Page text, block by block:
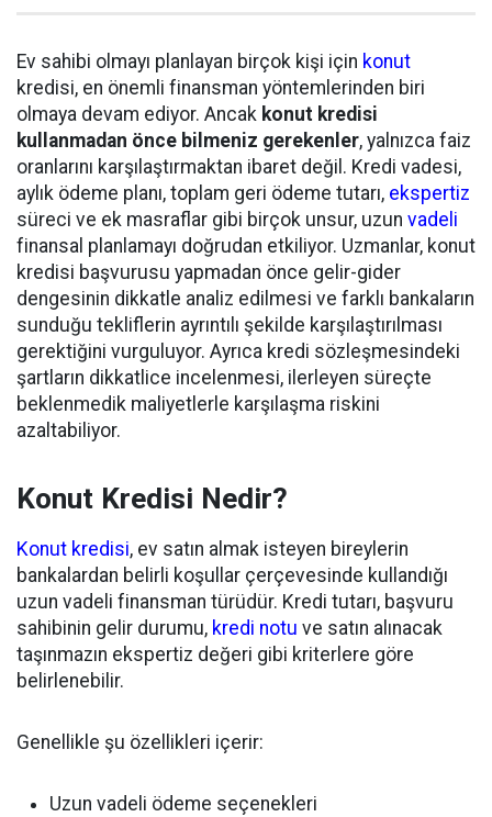
Ev sahibi olmayı planlayan birçok kişi için konut
kredisi, en önemli finansman yöntemlerinden biri
olmaya devam ediyor. Ancak konut kredisi
kullanmadan önce bilmeniz gerekenler, yalnızca faiz
oranlarını karşılaştırmaktan ibaret değil. Kredi vadesi,
aylık ödeme planı, toplam geri ödeme tutarı, ekspertiz
süreci ve ek masraflar gibi birçok unsur, uzun vadeli
finansal planlamayı doğrudan etkiliyor. Uzmanlar, konut
kredisi başvurusu yapmadan önce gelir-gider
dengesinin dikkatle analiz edilmesi ve farklı bankaların
sunduğu tekliflerin ayrıntılı şekilde karşılaştırılması
gerektiğini vurguluyor. Ayrıca kredi sözleşmesindeki
şartların dikkatlice incelenmesi, ilerleyen süreçte
beklenmedik maliyetlerle karşılaşma riskini
azaltabiliyor.
Konut Kredisi Nedir?
Konut kredisi, ev satın almak isteyen bireylerin
bankalardan belirli koşullar çerçevesinde kullandığı
uzun vadeli finansman türüdür. Kredi tutarı, başvuru
sahibinin gelir durumu, kredi notu ve satın alınacak
taşınmazın ekspertiz değeri gibi kriterlere göre
belirlenebilir.
Genellikle şu özellikleri içerir:
Uzun vadeli ödeme seçenekleri